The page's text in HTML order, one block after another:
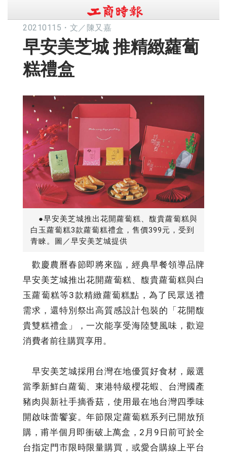
20210115 ・ 文／陳又嘉
早安美芝城 推精緻蘿蔔
糕禮盒
●早安美芝城推出花開蘿蔔糕、馥貴蘿蔔糕與
白玉蘿蔔糕3款蘿蔔糕禮盒，售價399元，受到
青睞。圖／早安美芝城提供
歡慶農曆春節即將來臨，經典早餐領導品牌
早安美芝城推出花開蘿蔔糕、馥貴蘿蔔糕與白
玉蘿蔔糕等3款精緻蘿蔔糕點，為了民眾送禮
需求，還特別祭出高質感設計包裝的「花開馥
貴雙糕禮盒」，一次能享受海陸雙風味，歡迎
消費者前往購買享用。
早安美芝城採用台灣在地優質好食材，嚴選
當季新鮮白蘿蔔、東港特級櫻花蝦、台灣國產
豬肉與新社手摘香菇，使用最在地台灣四季味
開啟味蕾饗宴。年節限定蘿蔔糕系列已開放預
購，甫半個月即衝破上萬盒，2月9日前可於全
台指定門市限時限量購買，或愛合購線上平台